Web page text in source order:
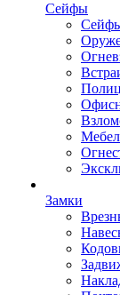
Сейфы
Замки